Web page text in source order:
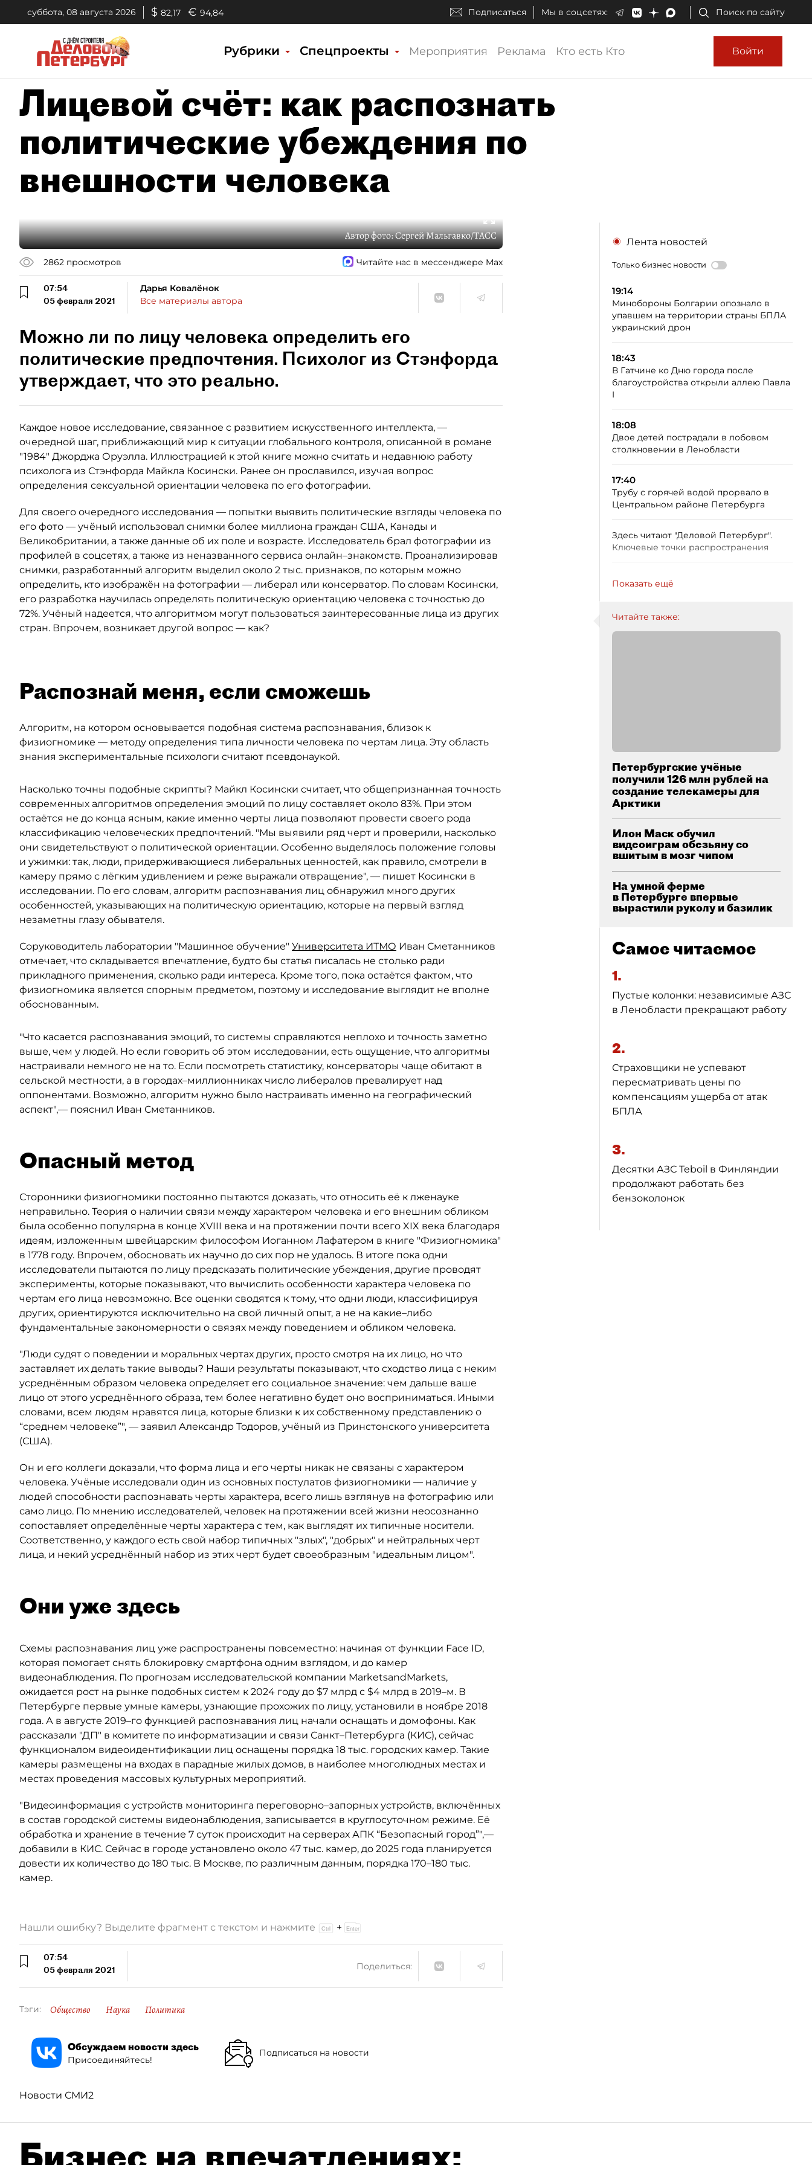
суббота, 08 августа 2026 $ 82,17 € 94,84 Подписаться Мы в соцсетях: Поиск по сайту
Рубрики Спецпроекты Мероприятия Реклама Кто есть Кто Войти
Лицевой счёт: как распознать
политические убеждения по
внешности человека
Автор фото:Сергей Мальгавко/ТАСС
2862 просмотров Читайте нас в мессенджере Max
07:54
05 февраля 2021
Дарья Ковалёнок
Все материалы автора
Можно ли по лицу человека определить его
политические предпочтения. Психолог из Стэнфорда
утверждает, что это реально.
Каждое новое исследование, связанное с развитием искусственного интеллекта, —
очередной шаг, приближающий мир к ситуации глобального контроля, описанной в романе
"1984" Джорджа Оруэлла. Иллюстрацией к этой книге можно считать и недавнюю работу
психолога из Стэнфорда Майкла Косински. Ранее он прославился, изучая вопрос
определения сексуальной ориентации человека по его фотографии.
Для своего очередного исследования — попытки выявить политические взгляды человека по
его фото — учёный использовал снимки более миллиона граждан США, Канады и
Великобритании, а также данные об их поле и возрасте. Исследователь брал фотографии из
профилей в соцсетях, а также из неназванного сервиса онлайн–знакомств. Проанализировав
снимки, разработанный алгоритм выделил около 2 тыс. признаков, по которым можно
определить, кто изображён на фотографии — либерал или консерватор. По словам Косински,
его разработка научилась определять политическую ориентацию человека с точностью до
72%. Учёный надеется, что алгоритмом могут пользоваться заинтересованные лица из других
стран. Впрочем, возникает другой вопрос — как?
Распознай меня, если сможешь
Алгоритм, на котором основывается подобная система распознавания, близок к
физиогномике — методу определения типа личности человека по чертам лица. Эту область
знания экспериментальные психологи считают псевдонаукой.
Насколько точны подобные скрипты? Майкл Косински считает, что общепризнанная точность
современных алгоритмов определения эмоций по лицу составляет около 83%. При этом
остаётся не до конца ясным, какие именно черты лица позволяют провести своего рода
классификацию человеческих предпочтений. "Мы выявили ряд черт и проверили, насколько
они свидетельствуют о политической ориентации. Особенно выделялось положение головы
и ужимки: так, люди, придерживающиеся либеральных ценностей, как правило, смотрели в
камеру прямо с лёгким удивлением и реже выражали отвращение", — пишет Косински в
исследовании. По его словам, алгоритм распознавания лиц обнаружил много других
особенностей, указывающих на политическую ориентацию, которые на первый взгляд
незаметны глазу обывателя.
Соруководитель лаборатории "Машинное обучение" Университета ИТМО Иван Сметанников
отмечает, что складывается впечатление, будто бы статья писалась не столько ради
прикладного применения, сколько ради интереса. Кроме того, пока остаётся фактом, что
физиогномика является спорным предметом, поэтому и исследование выглядит не вполне
обоснованным.
"Что касается распознавания эмоций, то системы справляются неплохо и точность заметно
выше, чем у людей. Но если говорить об этом исследовании, есть ощущение, что алгоритмы
настраивали немного не на то. Если посмотреть статистику, консерваторы чаще обитают в
сельской местности, а в городах–миллионниках число либералов превалирует над
оппонентами. Возможно, алгоритм нужно было настраивать именно на географический
аспект",— пояснил Иван Сметанников.
Опасный метод
Сторонники физиогномики постоянно пытаются доказать, что относить её к лженауке
неправильно. Теория о наличии связи между характером человека и его внешним обликом
была особенно популярна в конце XVIII века и на протяжении почти всего XIX века благодаря
идеям, изложенным швейцарским философом Иоганном Лафатером в книге "Физиогномика"
в 1778 году. Впрочем, обосновать их научно до сих пор не удалось. В итоге пока одни
исследователи пытаются по лицу предсказать политические убеждения, другие проводят
эксперименты, которые показывают, что вычислить особенности характера человека по
чертам его лица невозможно. Все оценки сводятся к тому, что одни люди, классифицируя
других, ориентируются исключительно на свой личный опыт, а не на какие–либо
фундаментальные закономерности о связях между поведением и обликом человека.
"Люди судят о поведении и моральных чертах других, просто смотря на их лицо, но что
заставляет их делать такие выводы? Наши результаты показывают, что сходство лица с неким
усреднённым образом человека определяет его социальное значение: чем дальше ваше
лицо от этого усреднённого образа, тем более негативно будет оно восприниматься. Иными
словами, всем людям нравятся лица, которые близки к их собственному представлению о
“среднем человеке”", — заявил Александр Тодоров, учёный из Принстонского университета
(США).
Он и его коллеги доказали, что форма лица и его черты никак не связаны с характером
человека. Учёные исследовали один из основных постулатов физиогномики — наличие у
людей способности распознавать черты характера, всего лишь взглянув на фотографию или
само лицо. По мнению исследователей, человек на протяжении всей жизни неосознанно
сопоставляет определённые черты характера с тем, как выглядят их типичные носители.
Соответственно, у каждого есть свой набор типичных "злых", "добрых" и нейтральных черт
лица, и некий усреднённый набор из этих черт будет своеобразным "идеальным лицом".
Они уже здесь
Схемы распознавания лиц уже распространены повсеместно: начиная от функции Face ID,
которая помогает снять блокировку смартфона одним взглядом, и до камер
видеонаблюдения. По прогнозам исследовательской компании MarketsandMarkets,
ожидается рост на рынке подобных систем к 2024 году до $7 млрд с $4 млрд в 2019–м. В
Петербурге первые умные камеры, узнающие прохожих по лицу, установили в ноябре 2018
года. А в августе 2019–го функцией распознавания лиц начали оснащать и домофоны. Как
рассказали "ДП" в комитете по информатизации и связи Санкт–Петербурга (КИС), сейчас
функционалом видеоидентификации лиц оснащены порядка 18 тыс. городских камер. Такие
камеры размещены на входах в парадные жилых домов, в наиболее многолюдных местах и
местах проведения массовых культурных мероприятий.
"Видеоинформация с устройств мониторинга переговорно–запорных устройств, включённых
в состав городской системы видеонаблюдения, записывается в круглосуточном режиме. Её
обработка и хранение в течение 7 суток происходит на серверах АПК “Безопасный город”",—
добавили в КИС. Сейчас в городе установлено около 47 тыс. камер, до 2025 года планируется
довести их количество до 180 тыс. В Москве, по различным данным, порядка 170–180 тыс.
камер.
Лента новостей
Только бизнес новости
19:14
Минобороны Болгарии опознало в
упавшем на территории страны БПЛА
украинский дрон
18:43
В Гатчине ко Дню города после
благоустройства открыли аллею Павла
I
18:08
Двое детей пострадали в лобовом
столкновении в Ленобласти
17:40
Трубу с горячей водой прорвало в
Центральном районе Петербурга
Здесь читают "Деловой Петербург".
Ключевые точки распространения
Показать ещё
Читайте также:
Петербургские учёные
получили 126 млн рублей на
создание телекамеры для
Арктики
Илон Маск обучил
видеоиграм обезьяну со
вшитым в мозг чипом
На умной ферме
в Петербурге впервые
вырастили руколу и базилик
Самое читаемое
1.
Пустые колонки: независимые АЗС
в Ленобласти прекращают работу
2.
Страховщики не успевают
пересматривать цены по
компенсациям ущерба от атак
БПЛА
3.
Десятки АЗС Teboil в Финляндии
продолжают работать без
бензоколонок
Нашли ошибку? Выделите фрагмент с текстом и нажмите +
07:54
05 февраля 2021
Поделиться:
Тэги: Общество Наука Политика
Обсуждаем новости здесь
Присоединяйтесь!
Подписаться на новости
Новости СМИ2